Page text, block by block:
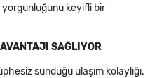
keyifli bir
SAĞLIYOR
sunduğu ulaşım kolaylığı.